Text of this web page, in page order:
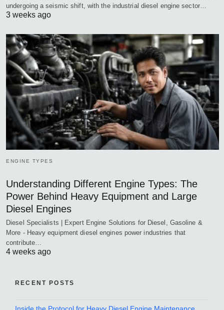
undergoing a seismic shift, with the industrial diesel engine sector…
3 weeks ago
ENGINE TYPES
Understanding Different Engine Types: The
Power Behind Heavy Equipment and Large
Diesel Engines
Diesel Specialists | Expert Engine Solutions for Diesel, Gasoline &
More - Heavy equipment diesel engines power industries that
contribute…
4 weeks ago
RECENT POSTS